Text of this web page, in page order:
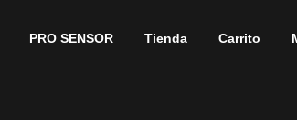
PRO SENSOR Tienda Carrito